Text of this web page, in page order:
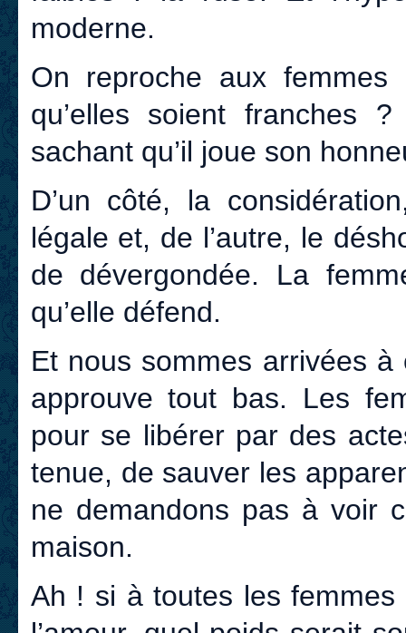
moderne.
On reproche aux femmes
qu’elles soient franches
sachant qu’il joue son
D’un côté, la
légale et, de l’autre, le
de dévergondée. La
qu’elle défend.
Et nous sommes arrivées à
approuve tout bas. Les
pour se libérer par des
tenue, de sauver les
ne demandons pas à voir
maison.
Ah ! si à toutes les